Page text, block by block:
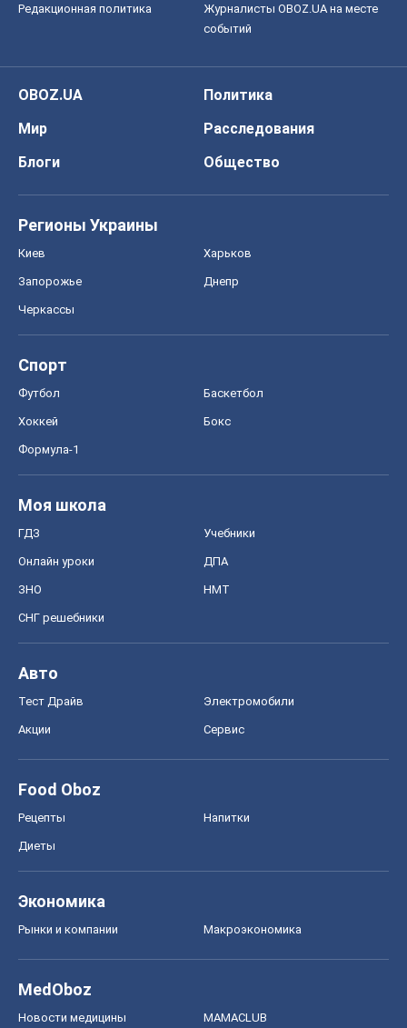
Редакционная политика
Журналисты OBOZ.UA на месте
событий
OBOZ.UA
Политика
Мир
Расследования
Блоги
Общество
Регионы Украины
Киев Харьков
Запорожье Днепр
Черкассы
Спорт
Футбол Баскетбол
Хоккей Бокс
Формула-1
Моя школа
ГДЗ Учебники
Онлайн уроки ДПА
ЗНО НМТ
СНГ решебники
Авто
Тест Драйв Электромобили
Акции Сервис
Food Oboz
Рецепты Напитки
Диеты
Экономика
Рынки и компании Mакроэкономика
MedOboz
Новости медицины MAMACLUB